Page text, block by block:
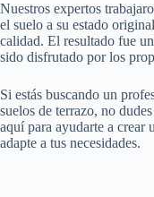
Nuestros expertos
el suelo a su estado
calidad. El resultado fue
sido disfrutado por los
Si estás buscando un
suelos de terrazo, no
aquí para ayudarte a crear
adapte a tus necesidades.